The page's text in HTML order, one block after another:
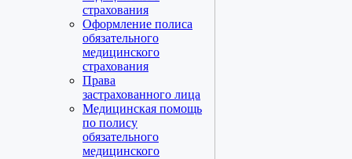
страхования
Оформление полиса
обязательного
медицинского
страхования
Права
застрахованного лица
Медицинская помощь
по полису
обязательного
медицинского